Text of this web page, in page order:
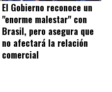
El Gobierno reconoce un
"enorme malestar" con
Brasil, pero asegura que
no afectará la relación
comercial